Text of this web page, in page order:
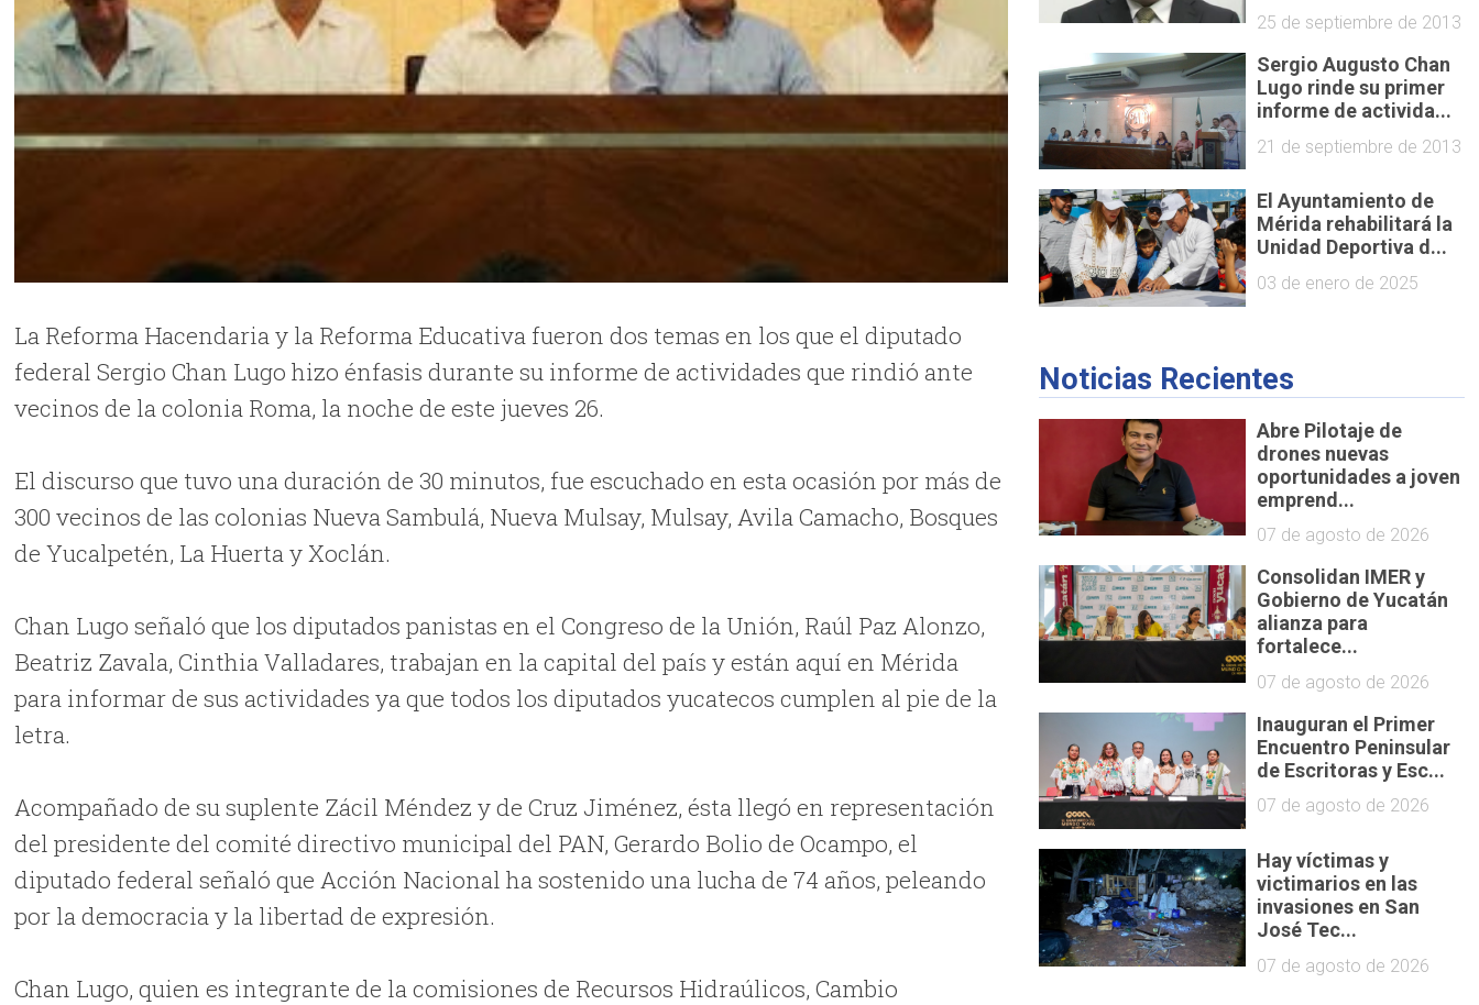
La Reforma Hacendaria y la Reforma Educativa fueron dos temas en los que el diputado
federal Sergio Chan Lugo hizo énfasis durante su informe de actividades que rindió ante
vecinos de la colonia Roma, la noche de este jueves 26.
El discurso que tuvo una duración de 30 minutos, fue escuchado en esta ocasión por más de
300 vecinos de las colonias Nueva Sambulá, Nueva Mulsay, Mulsay, Avila Camacho, Bosques
de Yucalpetén, La Huerta y Xoclán.
Chan Lugo señaló que los diputados panistas en el Congreso de la Unión, Raúl Paz Alonzo,
Beatriz Zavala, Cinthia Valladares, trabajan en la capital del país y están aquí en Mérida
para informar de sus actividades ya que todos los diputados yucatecos cumplen al pie de la
letra.
Acompañado de su suplente Zácil Méndez y de Cruz Jiménez, ésta llegó en representación
del presidente del comité directivo municipal del PAN, Gerardo Bolio de Ocampo, el
diputado federal señaló que Acción Nacional ha sostenido una lucha de 74 años, peleando
por la democracia y la libertad de expresión.
Chan Lugo, quien es integrante de la comisiones de Recursos Hidraúlicos, Cambio
25 de septiembre de 2013
Sergio Augusto Chan
Lugo rinde su primer
informe de activida...
21 de septiembre de 2013
El Ayuntamiento de
Mérida rehabilitará la
Unidad Deportiva d...
03 de enero de 2025
Noticias Recientes
Abre Pilotaje de
drones nuevas
oportunidades a joven
emprend...
07 de agosto de 2026
Consolidan IMER y
Gobierno de Yucatán
alianza para
fortalece...
07 de agosto de 2026
Inauguran el Primer
Encuentro Peninsular
de Escritoras y Esc...
07 de agosto de 2026
Hay víctimas y
victimarios en las
invasiones en San
José Tec...
07 de agosto de 2026